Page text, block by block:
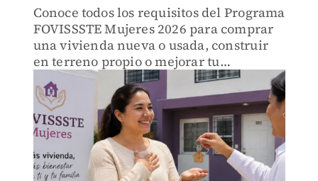
Conoce todos los requisitos del Programa
FOVISSSTE Mujeres 2026 para comprar
una vivienda nueva o usada, construir
en terreno propio o mejorar tu
patrimonio